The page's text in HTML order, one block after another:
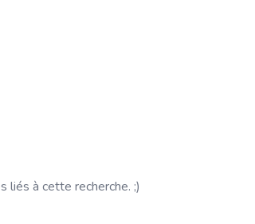
liés à cette recherche. ;)